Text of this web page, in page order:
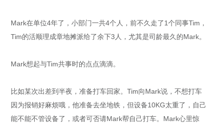
Mark在单位4年了，小部门一共4个人，前不久走了1个同事Tim，
Tim的活顺理成章地摊派给了余下3人，尤其是司龄最久的Mark。
Mark想起与Tim共事时的点点滴滴。
比如某次出差到半夜，准备打车回家。Tim向Mark说，不想打车
因为报销好麻烦哦，他准备去坐地铁，但设备10KG太重了，自己
能不能不管设备了，或者可否请Mark帮自己打车。Mark心里惊